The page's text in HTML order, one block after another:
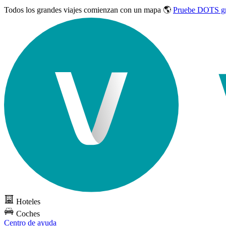
Todos los grandes viajes comienzan con un mapa 🌎 Pruebe DOTS
Hoteles
Coches
Centro de ayuda